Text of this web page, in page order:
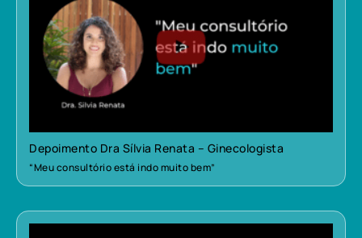
Depoimento Dra Sílvia Renata – Ginecologista
“Meu consultório está indo muito bem”